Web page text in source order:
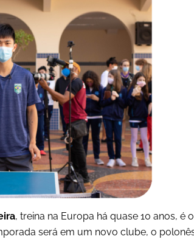
, treina na Europa há quase 10 anos, é o
será em um novo clube, o